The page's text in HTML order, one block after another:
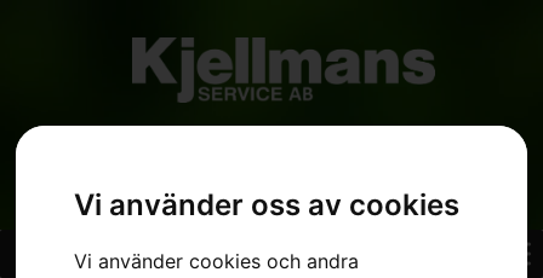
Vi använder oss av cookies
Vi använder cookies och andra